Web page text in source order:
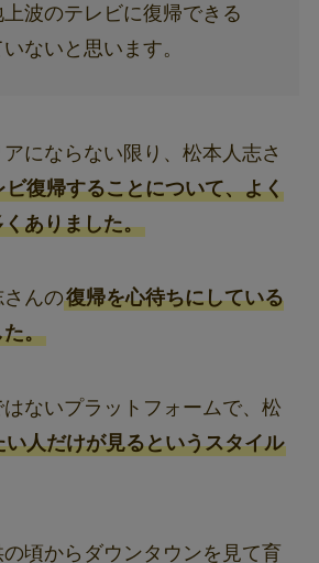
上波のテレビに復帰できる
ないと思います。
にならない限り、松本人志さ
ビ復帰することについて、よく
ありました。
さんの復帰を心待ちにしている
た。
ないプラットフォームで、松
い人だけが見るというスタイル
頃からダウンタウンを見て育